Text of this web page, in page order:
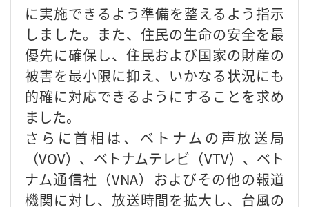
に実施できるよう準備を整えるよう指示
しました。また、住民の生命の安全を最
優先に確保し、住民および国家の財産の
被害を最小限に抑え、いかなる状況にも
的確に対応できるようにすることを求め
ました。
さらに首相は、ベトナムの声放送局
（VOV）、ベトナムテレビ（VTV）、ベト
ナム通信社（VNA）およびその他の報道
機関に対し、放送時間を拡大し、台風の